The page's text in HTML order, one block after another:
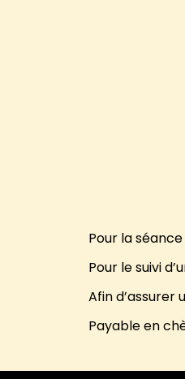
Pour la
Pour le suivi
Afin
Payable en